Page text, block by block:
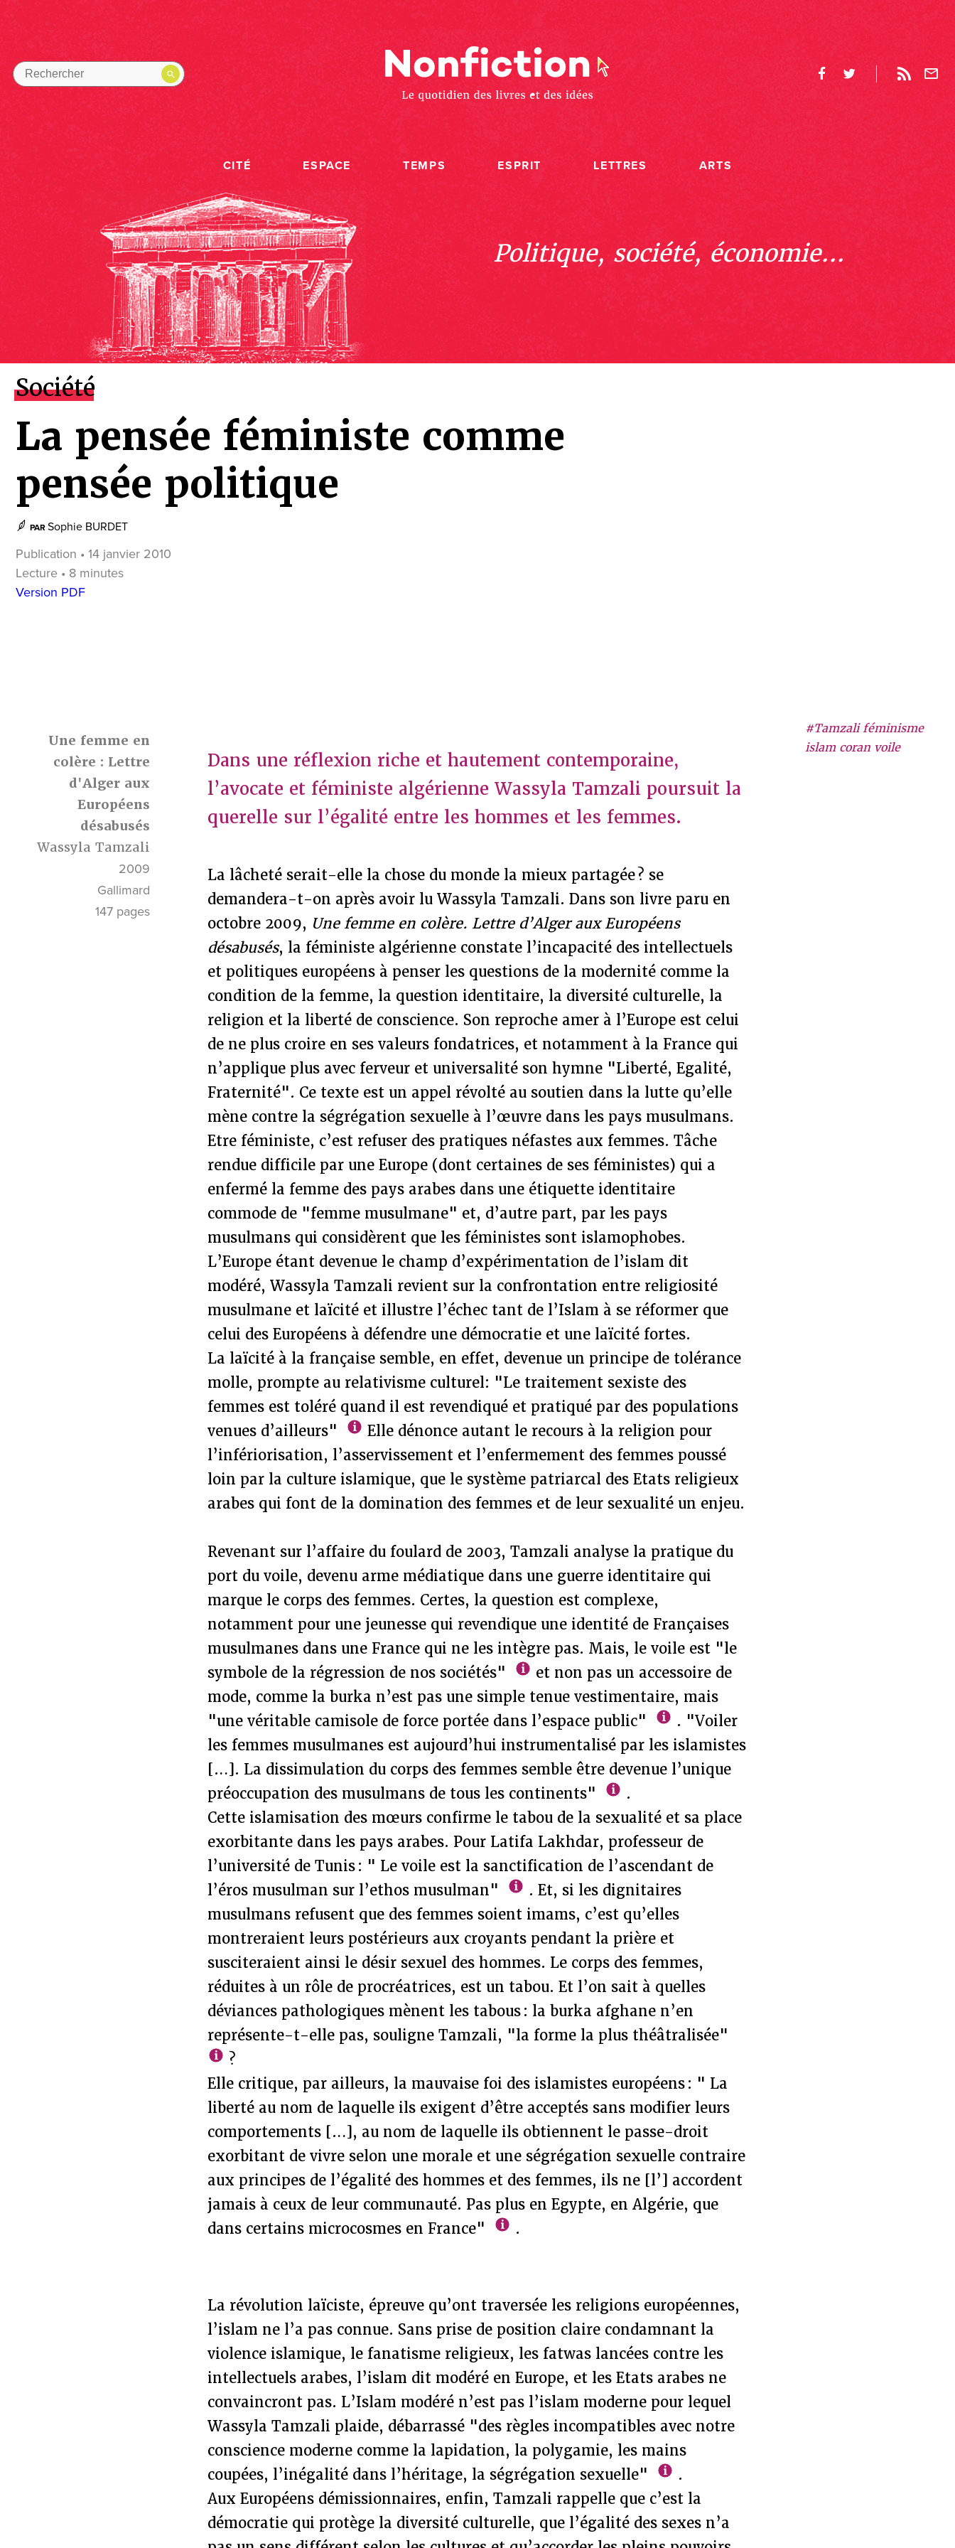
CITÉ ESPACE TEMPS ESPRIT LETTRES ARTS
Politique, société, économie...
Société
La pensée féministe comme
pensée politique
PAR Sophie BURDET
Publication • 14 janvier 2010
Lecture • 8 minutes
Version PDF
Une femme en
colère : Lettre
d'Alger aux
Européens
désabusés
Wassyla Tamzali
2009
Gallimard
147 pages
#Tamzali féminisme
islam coran voile
Dans une réflexion riche et hautement contemporaine,
l’avocate et féministe algérienne Wassyla Tamzali poursuit la
querelle sur l’égalité entre les hommes et les femmes.
La lâcheté serait-elle la chose du monde la mieux partagée ? se
demandera-t-on après avoir lu Wassyla Tamzali. Dans son livre paru en
octobre 2009, Une femme en colère. Lettre d’Alger aux Européens
désabusés, la féministe algérienne constate l’incapacité des intellectuels
et politiques européens à penser les questions de la modernité comme la
condition de la femme, la question identitaire, la diversité culturelle, la
religion et la liberté de conscience. Son reproche amer à l’Europe est celui
de ne plus croire en ses valeurs fondatrices, et notamment à la France qui
n’applique plus avec ferveur et universalité son hymne "Liberté, Egalité,
Fraternité". Ce texte est un appel révolté au soutien dans la lutte qu’elle
mène contre la ségrégation sexuelle à l’œuvre dans les pays musulmans.
Etre féministe, c’est refuser des pratiques néfastes aux femmes. Tâche
rendue difficile par une Europe (dont certaines de ses féministes) qui a
enfermé la femme des pays arabes dans une étiquette identitaire
commode de "femme musulmane" et, d’autre part, par les pays
musulmans qui considèrent que les féministes sont islamophobes.
L’Europe étant devenue le champ d’expérimentation de l’islam dit
modéré, Wassyla Tamzali revient sur la confrontation entre religiosité
musulmane et laïcité et illustre l’échec tant de l’Islam à se réformer que
celui des Européens à défendre une démocratie et une laïcité fortes.
La laïcité à la française semble, en effet, devenue un principe de tolérance
molle, prompte au relativisme culturel: "Le traitement sexiste des
femmes est toléré quand il est revendiqué et pratiqué par des populations
venues d’ailleurs"
Elle dénonce autant le recours à la religion pour
l’infériorisation, l’asservissement et l’enfermement des femmes poussé
loin par la culture islamique, que le système patriarcal des Etats religieux
arabes qui font de la domination des femmes et de leur sexualité un enjeu.
Revenant sur l’affaire du foulard de 2003, Tamzali analyse la pratique du
port du voile, devenu arme médiatique dans une guerre identitaire qui
marque le corps des femmes. Certes, la question est complexe,
notamment pour une jeunesse qui revendique une identité de Françaises
musulmanes dans une France qui ne les intègre pas. Mais, le voile est "le
symbole de la régression de nos sociétés"
et non pas un accessoire de
mode, comme la burka n’est pas une simple tenue vestimentaire, mais
"une véritable camisole de force portée dans l’espace public"
. "Voiler
les femmes musulmanes est aujourd’hui instrumentalisé par les islamistes
[…]. La dissimulation du corps des femmes semble être devenue l’unique
préoccupation des musulmans de tous les continents"
.
Cette islamisation des mœurs confirme le tabou de la sexualité et sa place
exorbitante dans les pays arabes. Pour Latifa Lakhdar, professeur de
l’université de Tunis : " Le voile est la sanctification de l’ascendant de
l’éros musulman sur l’ethos musulman"
. Et, si les dignitaires
musulmans refusent que des femmes soient imams, c’est qu’elles
montreraient leurs postérieurs aux croyants pendant la prière et
susciteraient ainsi le désir sexuel des hommes. Le corps des femmes,
réduites à un rôle de procréatrices, est un tabou. Et l’on sait à quelles
déviances pathologiques mènent les tabous : la burka afghane n’en
représente-t-elle pas, souligne Tamzali, "la forme la plus théâtralisée"
?
Elle critique, par ailleurs, la mauvaise foi des islamistes européens : " La
liberté au nom de laquelle ils exigent d’être acceptés sans modifier leurs
comportements […], au nom de laquelle ils obtiennent le passe-droit
exorbitant de vivre selon une morale et une ségrégation sexuelle contraire
aux principes de l’égalité des hommes et des femmes, ils ne [l’] accordent
jamais à ceux de leur communauté. Pas plus en Egypte, en Algérie, que
dans certains microcosmes en France"
.
La révolution laïciste, épreuve qu’ont traversée les religions européennes,
l’islam ne l’a pas connue. Sans prise de position claire condamnant la
violence islamique, le fanatisme religieux, les fatwas lancées contre les
intellectuels arabes, l’islam dit modéré en Europe, et les Etats arabes ne
convaincront pas. L’Islam modéré n’est pas l’islam moderne pour lequel
Wassyla Tamzali plaide, débarrassé "des règles incompatibles avec notre
conscience moderne comme la lapidation, la polygamie, les mains
coupées, l’inégalité dans l’héritage, la ségrégation sexuelle"
.
Aux Européens démissionnaires, enfin, Tamzali rappelle que c’est la
démocratie qui protège la diversité culturelle, que l’égalité des sexes n’a